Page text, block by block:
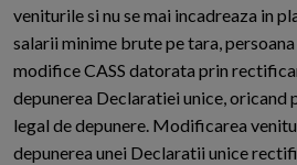
veniturile si nu se mai incadreaza in
salarii minime brute pe tara,
modifice CASS datorata prin
depunerea Declaratiei unice, oricand
legal de depunere. Modificarea
depunerea unei Declaratii unice